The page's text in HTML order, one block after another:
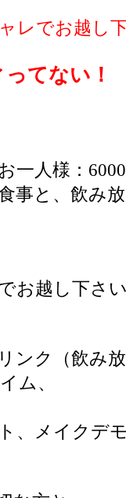
レでお越し
てない！
一人様：
事と、飲み
お越し下さ
ンク（飲み
ム、
、メイクデ